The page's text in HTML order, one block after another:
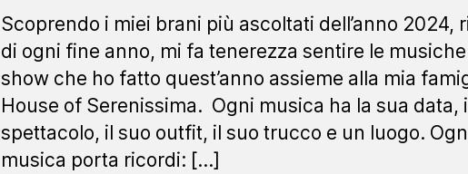
Scoprendo i miei brani più ascoltati dell’anno 2024,
di ogni fine anno, mi fa tenerezza sentire le
show che ho fatto quest’anno assieme alla mia
House of Serenissima. Ogni musica ha la sua data,
spettacolo, il suo outfit, il suo trucco e un luogo.
musica porta ricordi: […]